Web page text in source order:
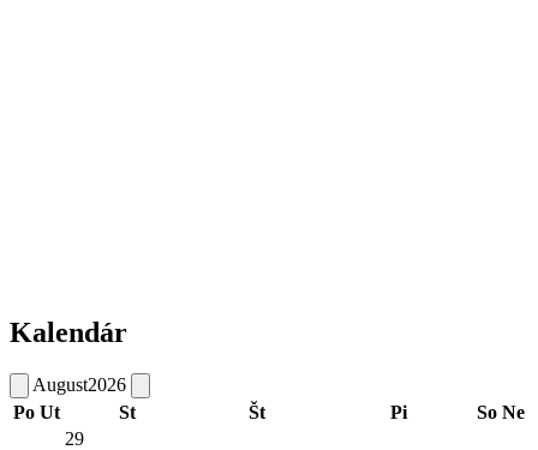
Kalendár
August2026
Po Ut St Št Pi So Ne
29